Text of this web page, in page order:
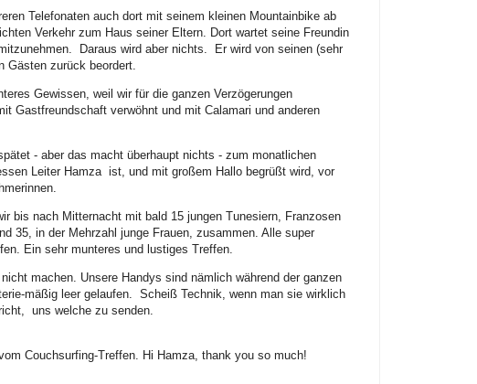
Telefonaten auch dort mit seinem kleinen Mountainbike ab
Verkehr zum Haus seiner Eltern. Dort wartet seine Freundin
Daraus wird aber nichts. Er wird von seinen (sehr
Gästen zurück beordert.
Gewissen, weil wir für die ganzen Verzögerungen
Gastfreundschaft verwöhnt und mit Calamari und anderen
- aber das macht überhaupt nichts - zum monatlichen
Leiter Hamza ist, und mit großem Hallo begrüßt wird, vor
bis nach Mitternacht mit bald 15 jungen Tunesiern, Franzosen
35, in der Mehrzahl junge Frauen, zusammen. Alle super
Ein sehr munteres und lustiges Treffen.
machen. Unsere Handys sind nämlich während der ganzen
mäßig leer gelaufen. Scheiß Technik, wenn man sie wirklich
uns welche zu senden.
Couchsurfing-Treffen. Hi Hamza, thank you so much!